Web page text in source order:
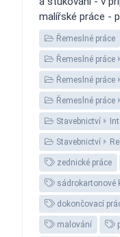
malířské práce -
Řemeslné práce
Řemeslné práce
Řemeslné práce
Řemeslné práce
Stavebnictví
Stavebnictví
zednické práce
sádrokartonové
dokončovací
malování